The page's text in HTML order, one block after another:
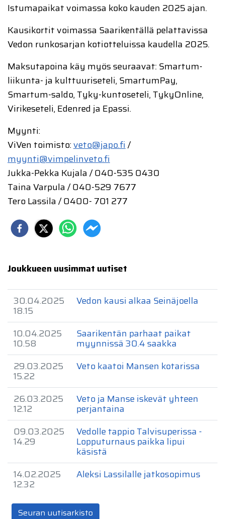
Istumapaikat voimassa koko kauden 2025 ajan.
Kausikortit voimassa Saarikentällä pelattavissa
Vedon runkosarjan kotiotteluissa kaudella 2025.
Maksutapoina käy myös seuraavat: Smartum-
liikunta- ja kulttuuriseteli, SmartumPay,
Smartum-saldo, Tyky-kuntoseteli, TykyOnline,
Virikeseteli, Edenred ja Epassi.
Myynti:
ViVen toimisto:veto@japo.fi/
myynti@vimpelinveto.fi
Jukka-Pekka Kujala / 040-535 0430
Taina Varpula / 040-529 7677
Tero Lassila / 0400- 701 277
Joukkueen uusimmat uutiset
30.04.2025
18.15
Vedon kausi alkaa Seinäjoella
10.04.2025
10.58
Saarikentän parhaat paikat
myynnissä 30.4 saakka
29.03.2025
15.22
Veto kaatoi Mansen kotarissa
26.03.2025
12.12
Veto ja Manse iskevät yhteen
perjantaina
09.03.2025
14.29
Vedolle tappio Talvisuperissa -
Lopputurnaus paikka lipui
käsistä
14.02.2025
12.32
Aleksi Lassilalle jatkosopimus
Seuran uutisarkisto